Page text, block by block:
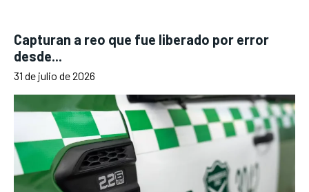
Capturan a reo que fue liberado por error
desde...
31 de julio de 2026